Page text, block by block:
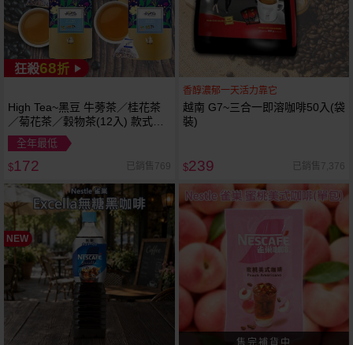
狂殺68折
High Tea~黑豆 牛蒡茶／桂花茶
／菊花茶／穀物茶(12入) 款式可
選 <無咖啡因>
全年最低
$172 已銷售769
香醇濃郁一天活力靠它
越南 G7~三合一即溶咖啡50入(袋
裝)
$239 已銷售7,376
NEW